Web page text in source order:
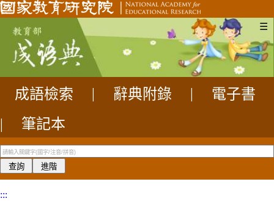
☰
成語檢索 辭典附錄
電子書
|
筆記本
:::